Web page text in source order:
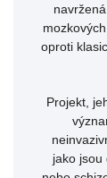
oproti
Projekt,
jako jsou